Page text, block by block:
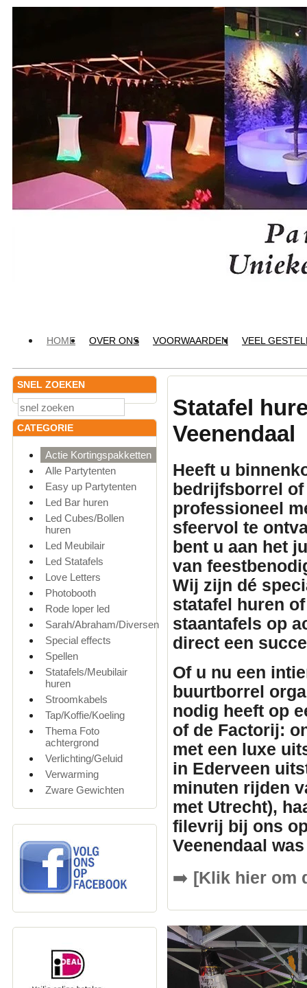
HOME OVER ONS VOORWAARDEN VEEL
SNEL ZOEKEN
CATEGORIE
Actie Kortingspakketten
Alle Partytenten
Easy up Partytenten
Led Bar huren
Led Cubes/Bollen
huren
Led Meubilair
Led Statafels
Love Letters
Photobooth
Rode loper led
Sarah/Abraham/Diversen
Special effects
Spellen
Statafels/Meubilair
huren
Stroomkabels
Tap/Koffie/Koeling
Thema Foto
achtergrond
Verlichting/Geluid
Verwarming
Zware Gewichten
Statafel
Veenendaal
Heeft u
bedrijfsborrel
professioneel
sfeervol te
bent u aan het
van
Wij zijn dé
statafel huren
staantafels op
direct een
Of u nu een
buurtborrel
nodig heeft op
of de Factorij:
met een luxe
in Ederveen
minuten rijden
met Utrecht),
filevrij bij ons
Veenendaal
➡️ [Klik hier om